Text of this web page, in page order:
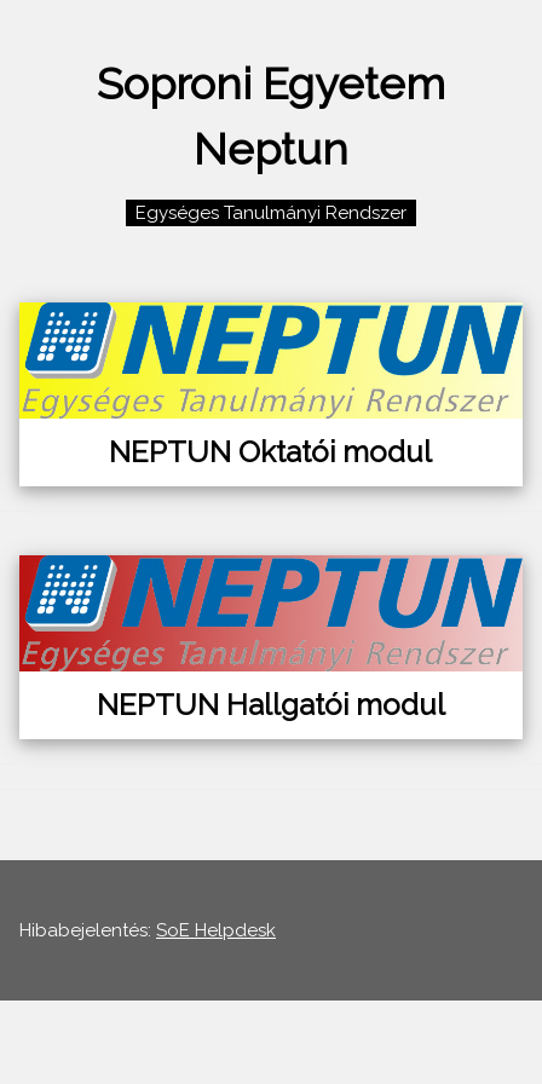
Soproni Egyetem
Neptun
Egységes Tanulmányi Rendszer
NEPTUN Oktatói modul
NEPTUN Hallgatói modul
Hibabejelentés: SoE Helpdesk